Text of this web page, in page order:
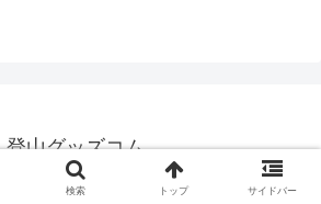
登山グッズコム
© 2025 登山グッズコム.
検索 トップ サイドバー